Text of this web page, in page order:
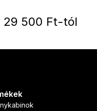
29 500 Ft-tól